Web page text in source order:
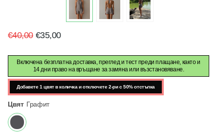
€40,00 €35,00
Включена безплатна доставка, преглед и тест преди плащане, както и
14 дни право на връщане за замяна или възстановяване.
Добавете 1 цвят в количка и отключете 2-ри с 50% отстъпка
Цвят Графит